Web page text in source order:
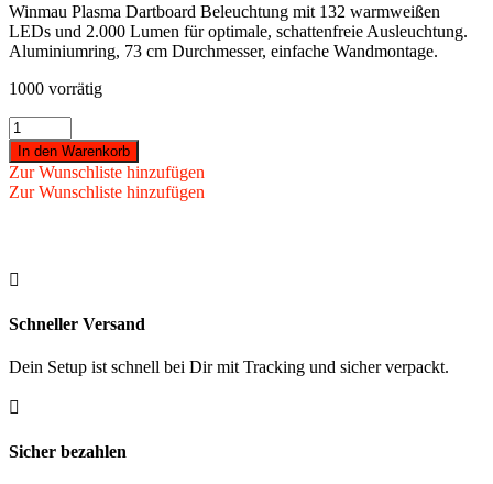
Winmau Plasma Dartboard Beleuchtung mit 132 warmweißen
LEDs und 2.000 Lumen für optimale, schattenfreie Ausleuchtung.
Aluminiumring, 73 cm Durchmesser, einfache Wandmontage.
1000 vorrätig
Winmau
-
Dartboard
Beleuchtung
Plasma
In den Warenkorb
Zur Wunschliste hinzufügen
Zur Wunschliste hinzufügen

Schneller Versand
Dein Setup ist schnell bei Dir mit Tracking und sicher verpackt.

Sicher bezahlen